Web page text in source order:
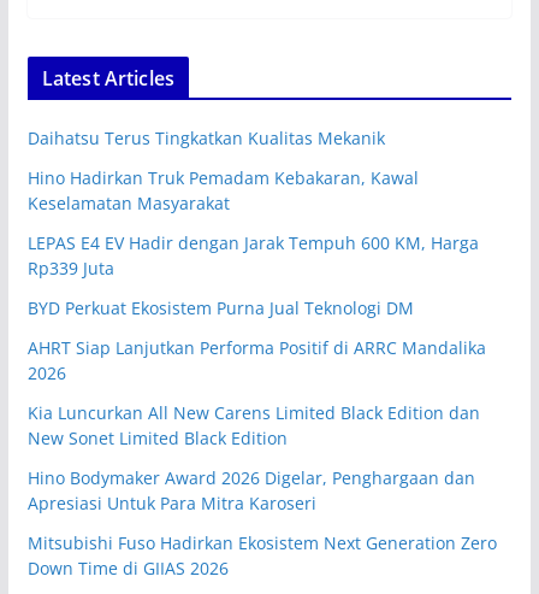
Latest Articles
Daihatsu Terus Tingkatkan Kualitas Mekanik
Hino Hadirkan Truk Pemadam Kebakaran, Kawal
Keselamatan Masyarakat
LEPAS E4 EV Hadir dengan Jarak Tempuh 600 KM, Harga
Rp339 Juta
BYD Perkuat Ekosistem Purna Jual Teknologi DM
AHRT Siap Lanjutkan Performa Positif di ARRC Mandalika
2026
Kia Luncurkan All New Carens Limited Black Edition dan
New Sonet Limited Black Edition
Hino Bodymaker Award 2026 Digelar, Penghargaan dan
Apresiasi Untuk Para Mitra Karoseri
Mitsubishi Fuso Hadirkan Ekosistem Next Generation Zero
Down Time di GIIAS 2026